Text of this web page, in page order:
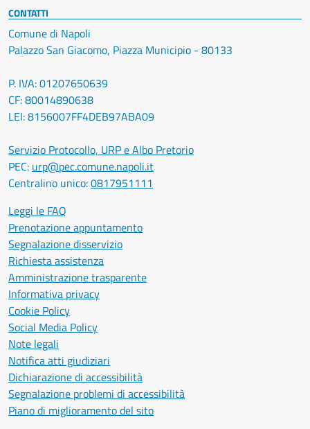
CONTATTI
Comune di Napoli
Palazzo San Giacomo, Piazza Municipio - 80133
P. IVA: 01207650639
CF: 80014890638
LEI: 8156007FF4DEB97ABA09
Servizio Protocollo, URP e Albo Pretorio
PEC: urp@pec.comune.napoli.it
Centralino unico:0817951111
Leggi le FAQ
Prenotazione appuntamento
Segnalazione disservizio
Richiesta assistenza
Amministrazione trasparente
Informativa privacy
Cookie Policy
Social Media Policy
Note legali
Notifica atti giudiziari
Dichiarazione di accessibilità
Segnalazione problemi di accessibilità
Piano di miglioramento del sito